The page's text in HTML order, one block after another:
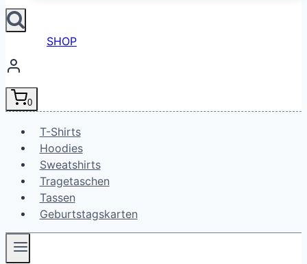
SHOP
0
T-Shirts
Hoodies
Sweatshirts
Tragetaschen
Tassen
Geburtstagskarten